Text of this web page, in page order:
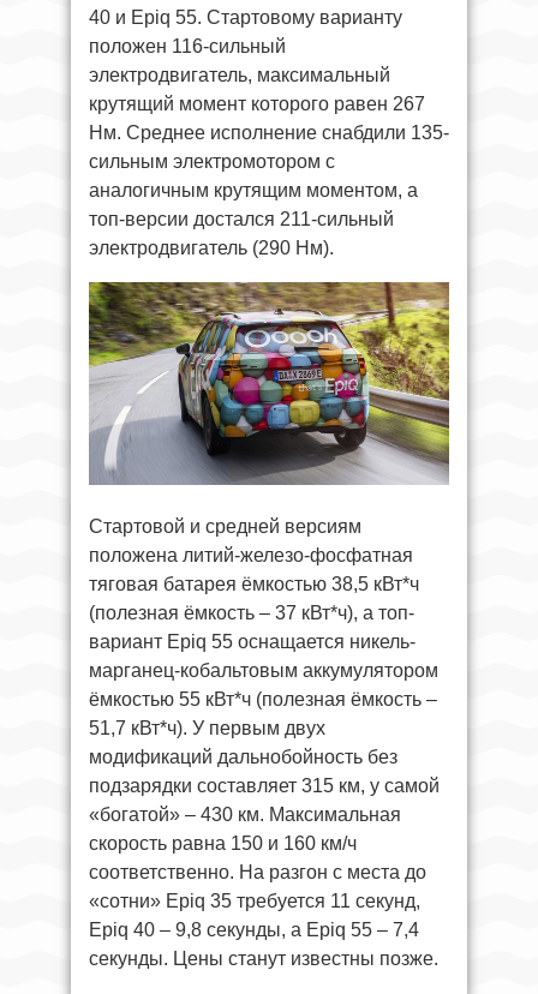
40 и Epiq 55. Стартовому варианту
положен 116-сильный
электродвигатель, максимальный
крутящий момент которого равен 267
Нм. Среднее исполнение снабдили 135-
сильным электромотором с
аналогичным крутящим моментом, а
топ-версии достался 211-сильный
электродвигатель (290 Нм).
Стартовой и средней версиям
положена литий-железо-фосфатная
тяговая батарея ёмкостью 38,5 кВт*ч
(полезная ёмкость – 37 кВт*ч), а топ-
вариант Epiq 55 оснащается никель-
марганец-кобальтовым аккумулятором
ёмкостью 55 кВт*ч (полезная ёмкость –
51,7 кВт*ч). У первым двух
модификаций дальнобойность без
подзарядки составляет 315 км, у самой
«богатой» – 430 км. Максимальная
скорость равна 150 и 160 км/ч
соответственно. На разгон с места до
«сотни» Epiq 35 требуется 11 секунд,
Epiq 40 – 9,8 секунды, а Epiq 55 – 7,4
секунды. Цены станут известны позже.